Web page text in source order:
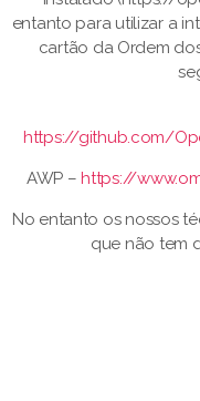
entanto para utilizar a
cartão da Ordem
https://github.com/
AWP –https://
No entanto os nossos
que não tem